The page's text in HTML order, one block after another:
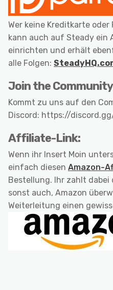
Wer keine Kreditkarte
kann auch auf Steady ein
einrichten und erhält
alle Folgen:
Join the
Kommt zu uns auf den
Discord: https://
Affiliate-Link:
Wenn ihr Insert Moin
einfach diesen Amazon-
Bestellung. Ihr zahlt dabei
sonst auch, Amazon
Weiterleitung einen